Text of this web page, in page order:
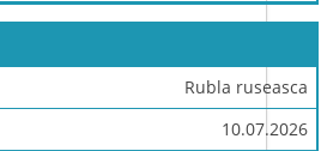
Rubla ruseasca
10.07.2026